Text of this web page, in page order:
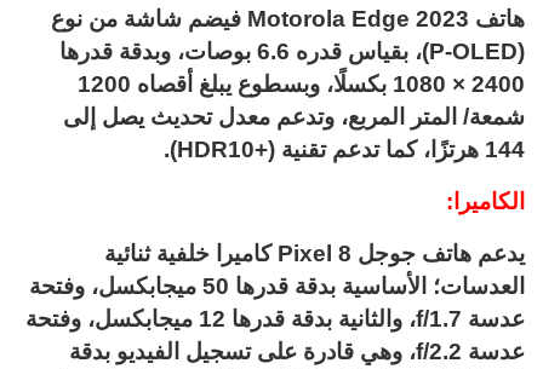
هاتف Motorola Edge 2023 فيضم شاشة من نوع
(P-OLED)، بقياس قدره 6.6 بوصات، وبدقة قدرها
2400 × 1080 بكسلًا، وبسطوع يبلغ أقصاه 1200
شمعة/ المتر المربع، وتدعم معدل تحديث يصل إلى
144 هرتزًا، كما تدعم تقنية (+HDR10).
الكاميرا:
يدعم هاتف جوجل Pixel 8 كاميرا خلفية ثنائية
العدسات؛ الأساسية بدقة قدرها 50 ميجابكسل، وفتحة
عدسة f/1.7، والثانية بدقة قدرها 12 ميجابكسل، وفتحة
عدسة f/2.2، وهي قادرة على تسجيل الفيديو بدقة